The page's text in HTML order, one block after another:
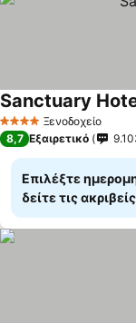
4 ΑστέριαΞενοδοχείο
Sanctuary
8,7 Εξαιρετικό
Επιλέξτε
δείτε τις